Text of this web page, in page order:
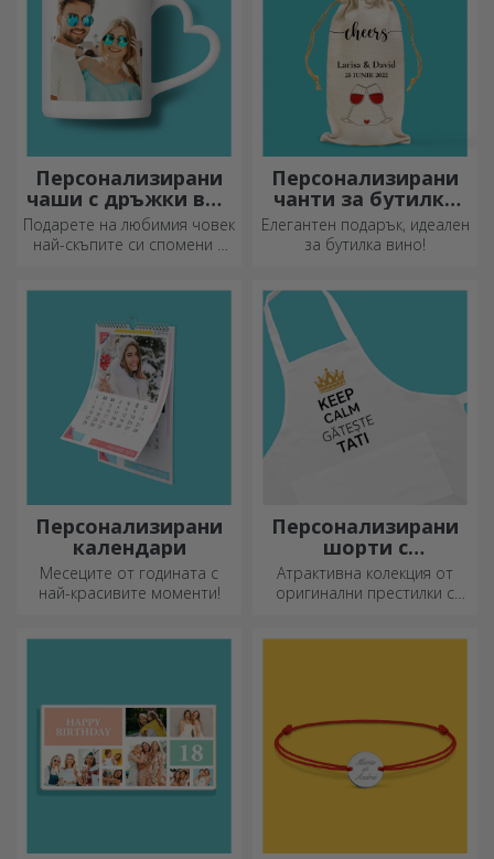
Персонализирани
чаши с дръжки във
формата на сърце
Подарете на любимия човек
най-скъпите си спомени с
Персонализирани
чанти за бутилки
вино
Елегантен подарък, идеален
за бутилка вино!
Персонализирани
календари
Месеците от годината с
най-красивите моменти!
Персонализирани
шорти с
фотография или
бродерия
Атрактивна колекция от
оригинални престилки с